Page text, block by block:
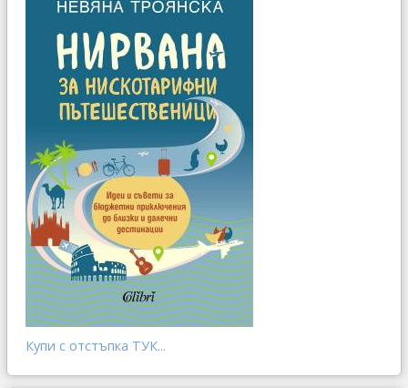
Купи с отстъпка ТУК...